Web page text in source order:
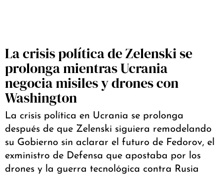
La crisis política de Zelenski se
prolonga mientras Ucrania
negocia misiles y drones con
Washington
La crisis política en Ucrania se prolonga
después de que Zelenski siguiera remodelando
su Gobierno sin aclarar el futuro de Fedorov, el
exministro de Defensa que apostaba por los
drones y la guerra tecnológica contra Rusia